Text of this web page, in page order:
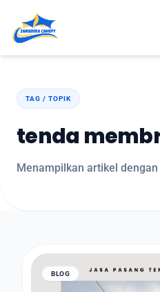
TAG / TOPIK
tenda
Menampilkan artikel
BLOG